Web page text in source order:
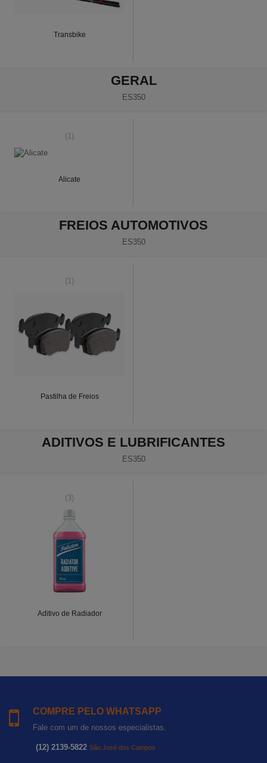
Transbike
GERAL
ES350
(1)
Alicate
FREIOS AUTOMOTIVOS
ES350
(1)
Pastilha de Freios
ADITIVOS E LUBRIFICANTES
ES350
(3)
Aditivo de Radiador
COMPRE PELO WHATSAPP
Fale com um de nossos especialistas.
(12) 2139-5822 São José dos Campos